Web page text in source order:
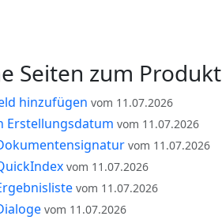
Seiten zum Produkt
hinzufügen vom 11.07.2026
Erstellungsdatum vom 11.07.2026
vom 11.07.2026
vom 11.07.2026
vom 11.07.2026
vom 11.07.2026